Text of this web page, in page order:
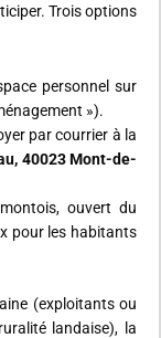
Trois options
personnel sur
»).
par courrier à la
40023 Mont-de-
ouvert du
pour les habitants
(exploitants ou
landaise), la